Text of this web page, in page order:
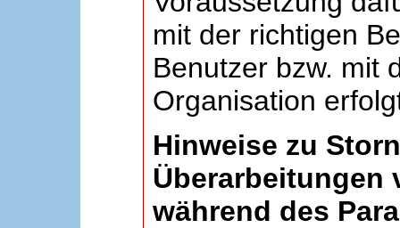
mit der richtigen
Benutzer bzw. mit
Organisation
Hinweise zu
Überarbeitungen
während des